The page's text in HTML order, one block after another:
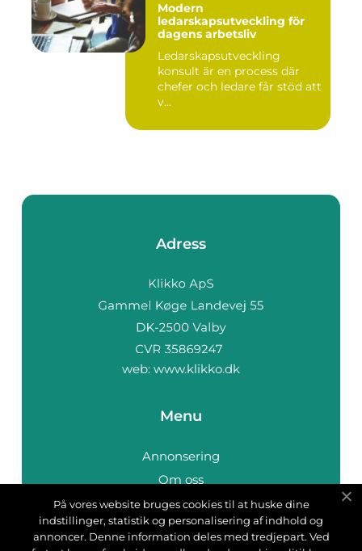
Modern
ledarskapsutveckling för
dagens arbetsliv
Ledarskapsutveckling
konsult är en process där
chefer och ledare får stöd att
v...
Adress
web: www.klikko.dk
Menu
Annonsering
Om oss
Cookies
Kontakta oss
På vores website bruges cookies til at huske dine
indstillinger, statistik og personalisering af indhold og
annoncer. Denne information deles med tredjepart. Ved